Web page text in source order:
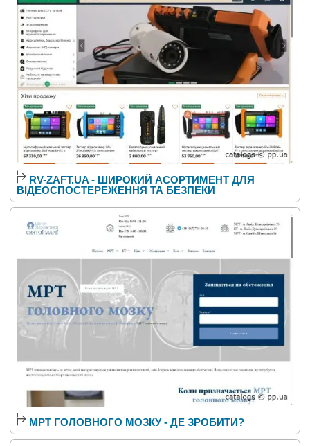
RV-ZAFT.UA - ШИРОКИЙ АСОРТИМЕНТ ДЛЯ
ВІДЕОСПОСТЕРЕЖЕННЯ ТА БЕЗПЕКИ
МРТ ГОЛОВНОГО МОЗКУ - ДЕ ЗРОБИТИ?